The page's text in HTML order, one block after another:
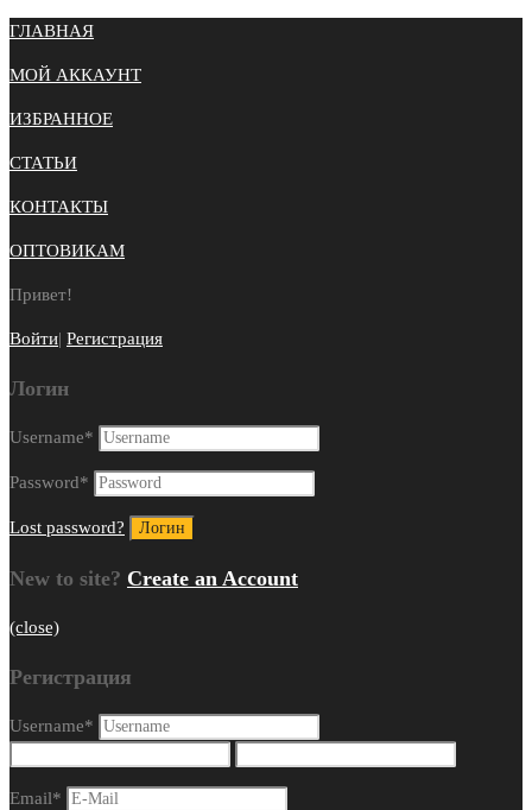
ГЛАВНАЯ
МОЙ АККАУНТ
ИЗБРАННОЕ
СТАТЬИ
КОНТАКТЫ
ОПТОВИКАМ
Привет!
Войти| Регистрация
Логин
Username*
Password*
Lost password?
New to site? Create an Account
(close)
Регистрация
Username*
Email*